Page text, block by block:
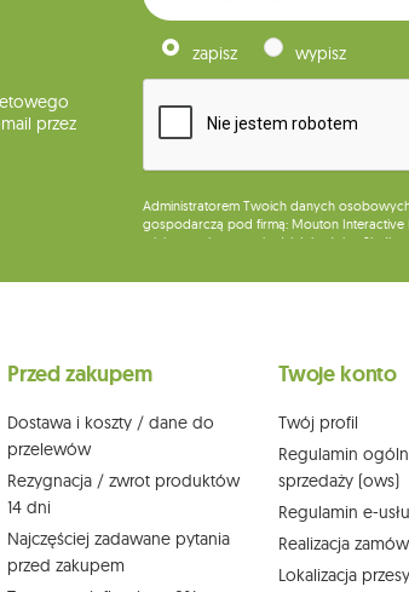
przez
zapisz wypisz
Administratorem Twoich danych
gospodarczą pod firmą: Mouton Interactive
miejsca wykonywania działalności w
Dane będą przetwarzane w celu wysyłki
działem obsługi klienta Mouton Interactive
Przed zakupem
Dostawa i koszty / dane do
przelewów
Rezygnacja / zwrot produktów
14 dni
Najczęściej zadawane pytania
przed zakupem
Twoje konto
Twój profil
Regulamin
sprzedaży (ows)
Regulamin e-
Realizacja
Lokalizacja